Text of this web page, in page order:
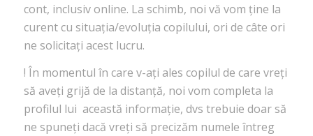
cont, inclusiv online. La schimb, noi vă vom ține la
curent cu situația/evoluția copilului, ori de câte ori
ne solicitați acest lucru.
! În momentul în care v-ați ales copilul de care vreți
să aveți grijă de la distanță, noi vom completa la
profilul lui această informație, dvs trebuie doar să
ne spuneți dacă vreți să precizăm numele întreg